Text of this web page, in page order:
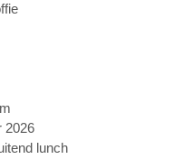
2026
lunch